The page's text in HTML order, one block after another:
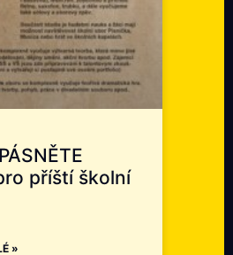
příští školní
»